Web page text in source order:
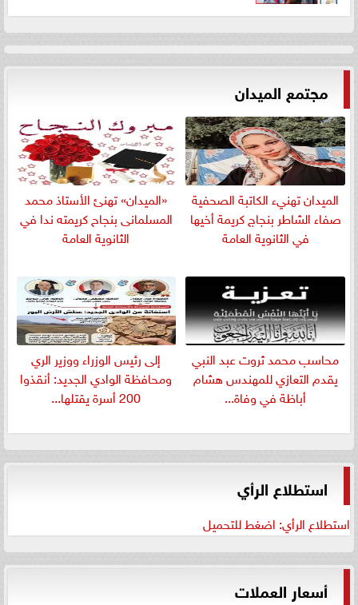
مجتمع الميدان
الميدان تهنيء الكاتبة الصحفية
صفاء الشاطر بنجاج كريمة أخيها
في الثانوية العامة
«الميدان» تهنئ الأستاذ محمد
المسلمانى بنجاح كريمته ندا في
الثانوية العامة
​محاسب محمد ثروت عبد النبي
يقدم التعازي للمهندس هشام
أباظة في وفاة...
إلى رئيس الوزراء ووزير الري
ومحافظة الوادي الجديد: أنقذوا
200 أسرة يقتلها...
استطلاع الرأي
استطلاع الرأي: اضغط للتحميل
أسعار العملات